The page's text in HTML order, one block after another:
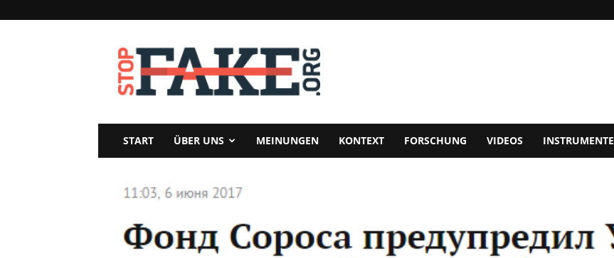
StopFake
START ÜBER UNS MEINUNGEN KONTEXT FORSCHUNG VIDEOS INSTRUMENTE